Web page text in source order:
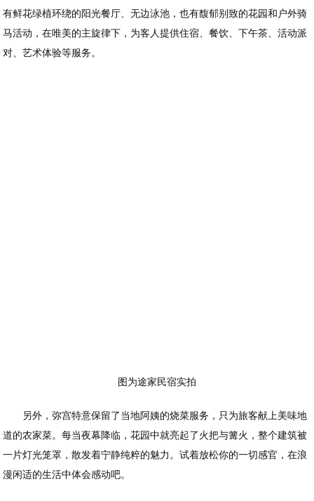
有鲜花绿植环绕的阳光餐厅、无边泳池，也有馥郁别致的花园和户外骑
马活动，在唯美的主旋律下，为客人提供住宿、餐饮、下午茶、活动派
对、艺术体验等服务。
图为途家民宿实拍
另外，弥宫特意保留了当地阿姨的烧菜服务，只为旅客献上美味地
道的农家菜。每当夜幕降临，花园中就亮起了火把与篝火，整个建筑被
一片灯光笼罩，散发着宁静纯粹的魅力。试着放松你的一切感官，在浪
漫闲适的生活中体会感动吧。